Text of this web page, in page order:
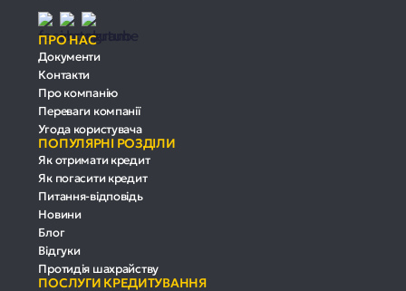
ПРО НАС
Документи
Контакти
Про компанію
Переваги компанії
Угода користувача
ПОПУЛЯРНІ РОЗДІЛИ
Як отримати кредит
Як погасити кредит
Питання-відповідь
Новини
Блог
Відгуки
Протидія шахрайству
ПОСЛУГИ КРЕДИТУВАННЯ